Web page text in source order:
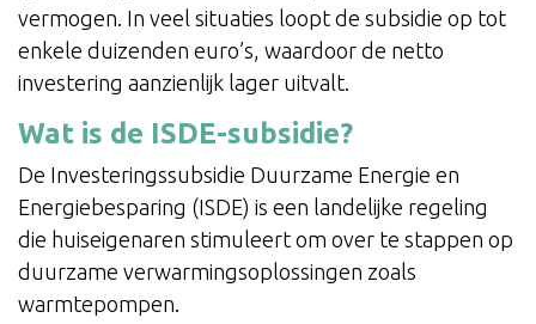
vermogen. In veel situaties loopt de subsidie op tot
enkele duizenden euro’s, waardoor de netto
investering aanzienlijk lager uitvalt.
Wat is de ISDE-subsidie?
De Investeringssubsidie Duurzame Energie en
Energiebesparing (ISDE) is een landelijke regeling
die huiseigenaren stimuleert om over te stappen op
duurzame verwarmingsoplossingen zoals
warmtepompen.